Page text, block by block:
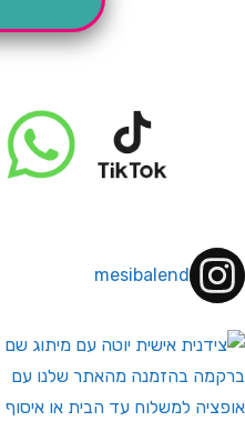
mesibalend
לחברי מועדון ומצטרפים חדשים🤍